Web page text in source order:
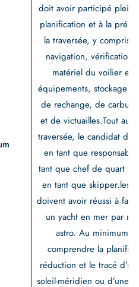
doit avoir participé
planification et à la
la traversée, y compris
navigation, vérification
matériel du voilier et
équipements, stockage
de rechange, de
et de victuailles.Tout au
traversée, le candidat
en tant que
tant que chef de quart
en tant que skipper.les
doivent avoir réussi à
un yacht en mer par
astro. Au minimum,
comprendre la
réduction et le tracé
soleil-méridien ou d’une